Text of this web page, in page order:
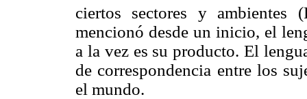
ciertos sectores y ambientes
mencionó desde un inicio, el
a la vez es su producto. El
de correspondencia entre los
el mundo.